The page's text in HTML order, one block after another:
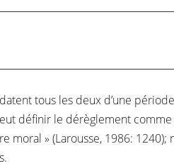
tous les deux d’une
définir le dérèglement comme
moral » (Larousse, 1986: 1240);